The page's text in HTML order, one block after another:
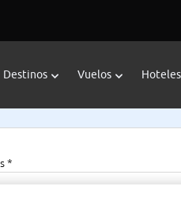
Destinos Vuelos Hoteles
*